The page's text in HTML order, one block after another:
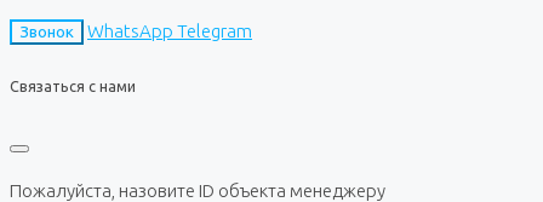
Звонок WhatsApp Telegram
Связаться с нами
Пожалуйста, назовите ID объекта менеджеру